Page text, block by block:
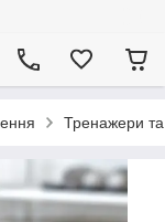
Тренажери